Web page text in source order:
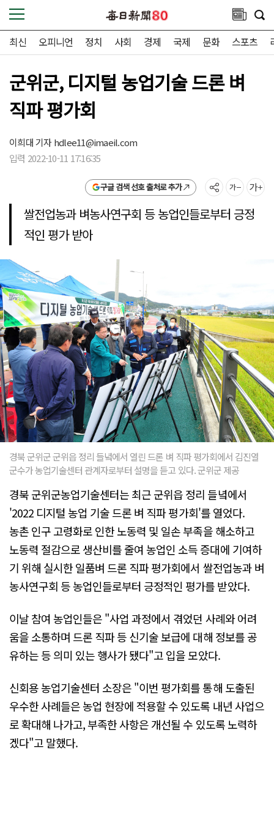
최신 오피니언 정치 사회 경제 국제 문화 스포츠
군위군, 디지털 농업기술 드론 벼
직파 평가회
이희대 기자hdlee11@imaeil.com
입력 2022-10-11 17:16:35
구글 검색 선호 출처로 추가
쌀전업농과 벼농사연구회 등 농업인들로부터 긍정
적인 평가 받아
경북 군위군 군위읍 정리 들녘에서 열린 드론 벼 직파 평가회에서 김진열
군수가 농업기술센터 관계자로부터 설명을 듣고 있다. 군위군 제공
경북 군위군농업기술센터는 최근 군위읍 정리 들녘에서
'2022 디지털 농업 기술 드론 벼 직파 평가회'를 열었다.
농촌 인구 고령화로 인한 노동력 및 일손 부족을 해소하고
노동력 절감으로 생산비를 줄여 농업인 소득 증대에 기여하
기 위해 실시한 일품벼 드론 직파 평가회에서 쌀전업농과 벼
농사연구회 등 농업인들로부터 긍정적인 평가를 받았다.
이날 참여 농업인들은 "사업 과정에서 겪었던 사례와 어려
움을 소통하며 드론 직파 등 신기술 보급에 대해 정보를 공
유하는 등 의미 있는 행사가 됐다"고 입을 모았다.
신회용 농업기술센터 소장은 "이번 평가회를 통해 도출된
우수한 사례들은 농업 현장에 적용할 수 있도록 내년 사업으
로 확대해 나가고, 부족한 사항은 개선될 수 있도록 노력하
겠다"고 말했다.